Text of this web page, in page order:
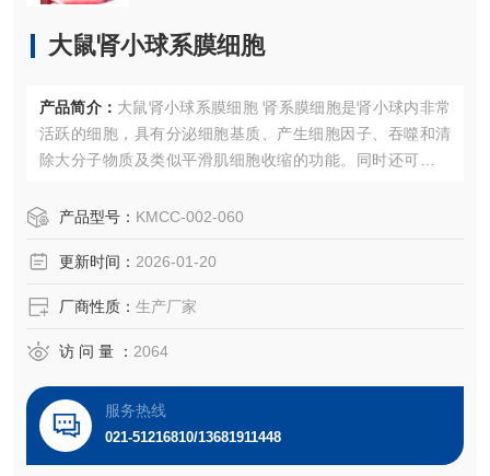
大鼠肾小球系膜细胞
产品简介： 大鼠肾小球系膜细胞 肾系膜细胞是肾小球内非常
活跃的细胞，具有分泌细胞基质、产生细胞因子、吞噬和清
除大分子物质及类似平滑肌细胞收缩的功能。同时还可产生
复与更新，在肾小球生理功能和病理反应中起着重要作用。
产品型号： KMCC-002-060
更新时间： 2026-01-20
厂商性质： 生产厂家
访 问 量 ： 2064
服务热线
021-51216810/13681911448